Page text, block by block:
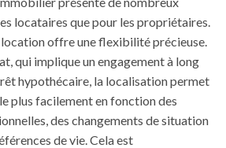
locataires que pour les propriétaires.
offre une flexibilité précieuse.
qui implique un engagement à long
hypothécaire, la localisation permet
plus facilement en fonction des
des changements de situation
de vie. Cela est